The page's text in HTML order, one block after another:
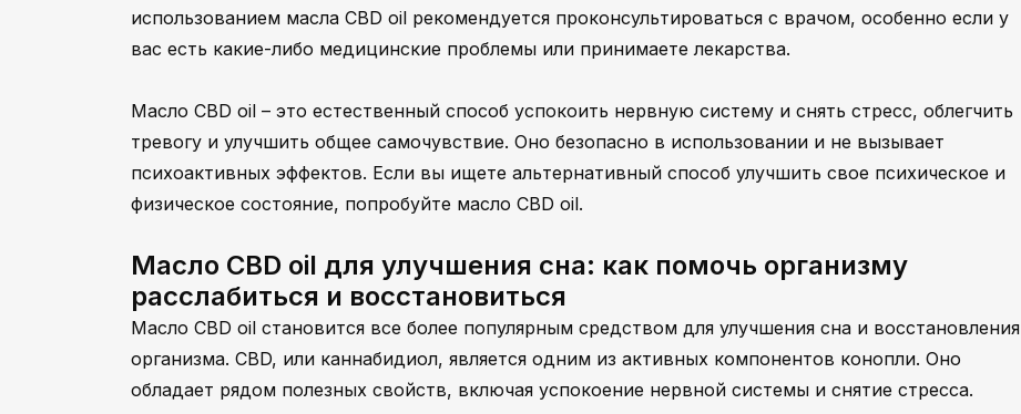
использованием масла CBD oil рекомендуется проконсультироваться с врачом, особенно если у
вас есть какие-либо медицинские проблемы или принимаете лекарства.
Масло CBD oil – это естественный способ успокоить нервную систему и снять стресс, облегчить
тревогу и улучшить общее самочувствие. Оно безопасно в использовании и не вызывает
психоактивных эффектов. Если вы ищете альтернативный способ улучшить свое психическое и
физическое состояние, попробуйте масло CBD oil.
Масло CBD oil для улучшения сна: как помочь организму
расслабиться и восстановиться
Масло CBD oil становится все более популярным средством для улучшения сна и восстановления
организма. CBD, или каннабидиол, является одним из активных компонентов конопли. Оно
обладает рядом полезных свойств, включая успокоение нервной системы и снятие стресса.